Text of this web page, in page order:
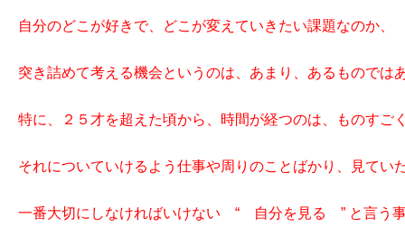
自分のどこが好きで、どこが変えていきたい課題なのか、
突き詰めて考える機会というのは、あまり、あるものでは
特に、２５才を超えた頃から、時間が経つのは、ものすご
それについていけるよう仕事や周りのことばかり、見てい
一番大切にしなければいけない “ 自分を見る ” と言う